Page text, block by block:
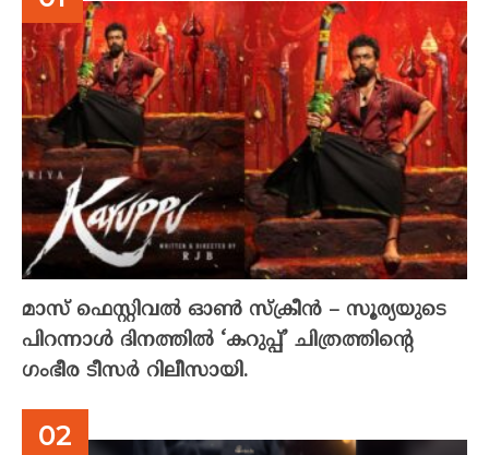
മാസ് ഫെസ്റ്റിവൽ ഓൺ സ്‌ക്രീൻ – സൂര്യയുടെ
പിറന്നാൾ ദിനത്തിൽ ‘കറുപ്പ്’ ചിത്രത്തിന്റെ
ഗംഭീര ടീസർ റിലീസായി.